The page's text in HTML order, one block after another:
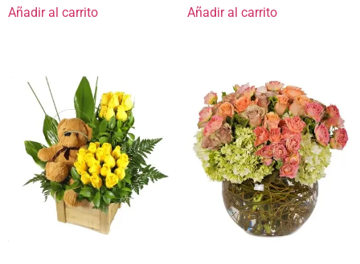
Añadir al carrito Añadir al carrito